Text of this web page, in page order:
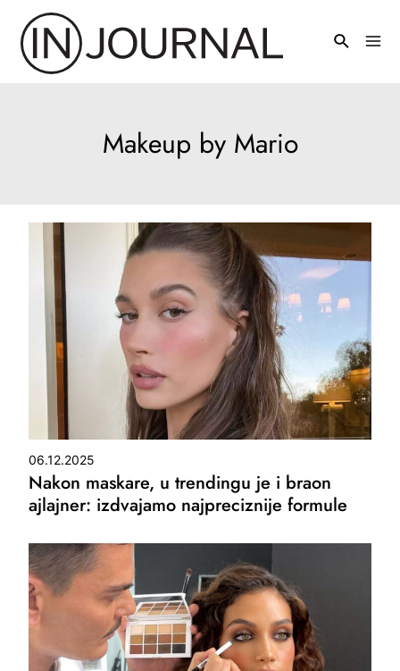
sadržaj
Makeup by Mario
06.12.2025
Nakon maskare, u trendingu je i braon
ajlajner: izdvajamo najpreciznije formule